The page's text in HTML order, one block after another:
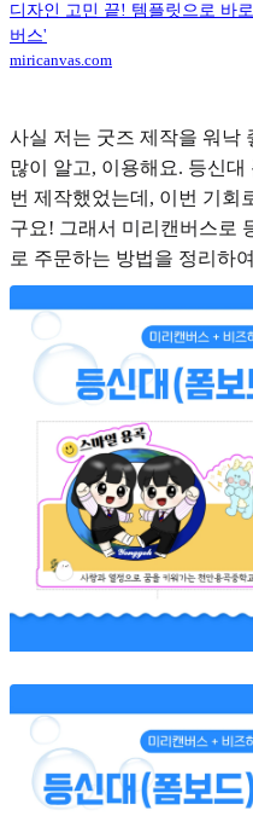
디자인 고민 끝! 템플릿으로 바
버스'
miricanvas.com
사실 저는 굿즈 제작을 워낙
많이 알고, 이용해요. 등신
번 제작했었는데, 이번 기회
구요! 그래서 미리캔버스로
로 주문하는 방법을 정리하